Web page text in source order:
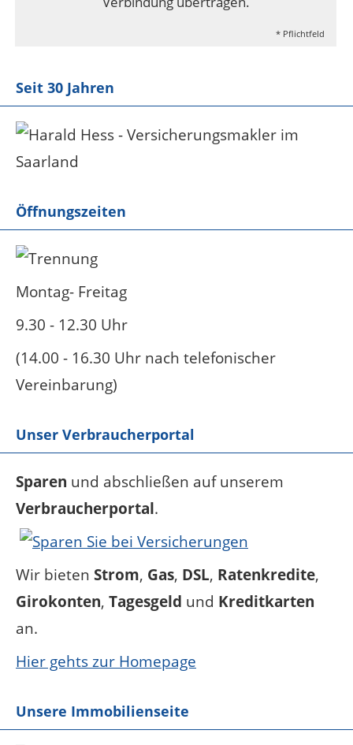
* Pflichtfeld
Seit 30 Jahren
Öffnungszeiten
Montag- Freitag
9.30 - 12.30 Uhr
(14.00 - 16.30 Uhr nach telefonischer
Vereinbarung)
Unser Verbraucherportal
Sparen und abschließen auf unserem
Verbraucherportal.
Wir bieten Strom, Gas, DSL, Ratenkredite,
Girokonten, Tagesgeld und Kreditkarten
an.
Hier gehts zur Homepage
Unsere Immobilienseite